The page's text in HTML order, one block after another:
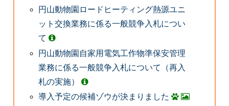
円山動物園ロードヒーティング熱源ユニ
ット交換業務に係る一般競争入札につい
て
円山動物園自家用電気工作物準保安管理
業務に係る一般競争入札について（再入
札の実施）
導入予定の候補ゾウが決まりました